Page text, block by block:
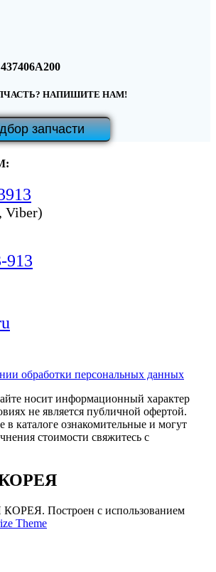
НАПИШИТЕ НАМ!
запчасти
Viber)
913
обработки персональных данных
носит информационный характер
не является публичной офертой.
каталоге ознакомительные и могут
стоимости свяжитесь с
Построен с использованием
Theme